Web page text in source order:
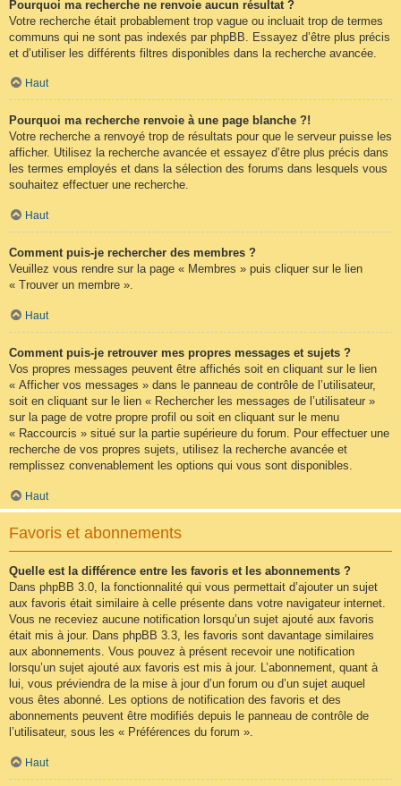
Pourquoi ma recherche ne renvoie aucun résultat ?
Votre recherche était probablement trop vague ou incluait trop de termes
communs qui ne sont pas indexés par phpBB. Essayez d’être plus précis
et d’utiliser les différents filtres disponibles dans la recherche avancée.
Haut
Pourquoi ma recherche renvoie à une page blanche ?!
Votre recherche a renvoyé trop de résultats pour que le serveur puisse les
afficher. Utilisez la recherche avancée et essayez d’être plus précis dans
les termes employés et dans la sélection des forums dans lesquels vous
souhaitez effectuer une recherche.
Haut
Comment puis-je rechercher des membres ?
Veuillez vous rendre sur la page « Membres » puis cliquer sur le lien
« Trouver un membre ».
Haut
Comment puis-je retrouver mes propres messages et sujets ?
Vos propres messages peuvent être affichés soit en cliquant sur le lien
« Afficher vos messages » dans le panneau de contrôle de l’utilisateur,
soit en cliquant sur le lien « Rechercher les messages de l’utilisateur »
sur la page de votre propre profil ou soit en cliquant sur le menu
« Raccourcis » situé sur la partie supérieure du forum. Pour effectuer une
recherche de vos propres sujets, utilisez la recherche avancée et
remplissez convenablement les options qui vous sont disponibles.
Haut
Favoris et abonnements
Quelle est la différence entre les favoris et les abonnements ?
Dans phpBB 3.0, la fonctionnalité qui vous permettait d’ajouter un sujet
aux favoris était similaire à celle présente dans votre navigateur internet.
Vous ne receviez aucune notification lorsqu’un sujet ajouté aux favoris
était mis à jour. Dans phpBB 3.3, les favoris sont davantage similaires
aux abonnements. Vous pouvez à présent recevoir une notification
lorsqu’un sujet ajouté aux favoris est mis à jour. L’abonnement, quant à
lui, vous préviendra de la mise à jour d’un forum ou d’un sujet auquel
vous êtes abonné. Les options de notification des favoris et des
abonnements peuvent être modifiés depuis le panneau de contrôle de
l’utilisateur, sous les « Préférences du forum ».
Haut